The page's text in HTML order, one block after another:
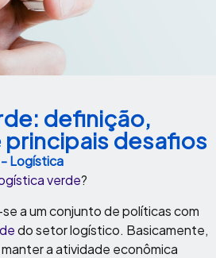
definição,
desafios
- Logística
verde?
a um conjunto de políticas com
do setor logístico. Basicamente,
a atividade econômica